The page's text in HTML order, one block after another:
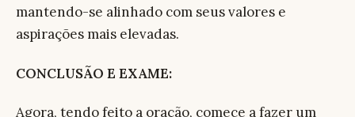
mantendo-se alinhado com seus valores e
aspirações mais elevadas.
CONCLUSÃO E EXAME:
Agora, tendo feito a oração, comece a fazer um